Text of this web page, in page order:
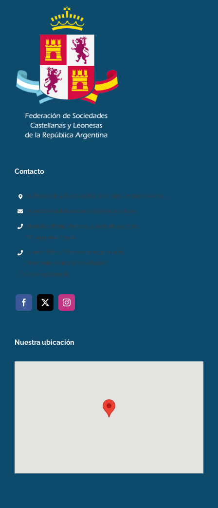
Contacto
Av. Rivadavia 5764 (C1406GLN) Ciudad de Buenos Aires.
federacioncastellanoleonesa@yahoo.com.ar
Atención Oficina Martes y Jueves de 9 a 17 hs.
Tel 4431-4121/3540.
Lunes/ Mierc / Viernes de 10.30 a 14 hs.
Presidente Emilce Arroyo Pastor:
Tel 0342 156310138.
Nuestra ubicación